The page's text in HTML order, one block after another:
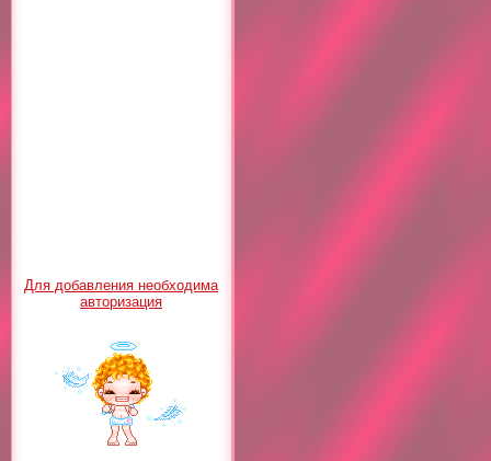
Для добавления необходима
авторизация